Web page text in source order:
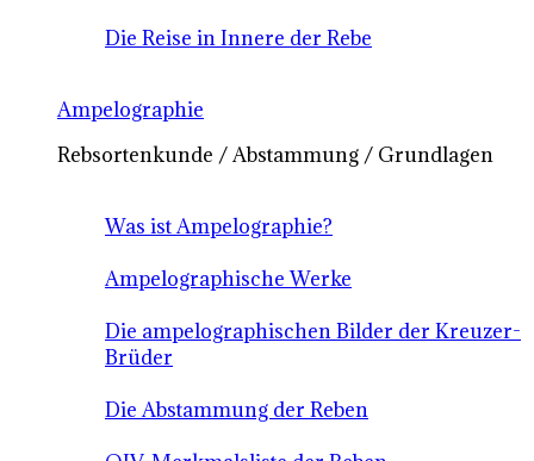
Die Reise in Innere der Rebe
Ampelographie
Rebsortenkunde / Abstammung / Grundlagen
Was ist Ampelographie?
Ampelographische Werke
Die ampelographischen Bilder der Kreuzer-
Brüder
Die Abstammung der Reben